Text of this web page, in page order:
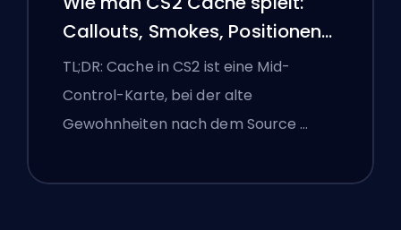
Callouts, Smokes, Positionen
und Premier-Tipps
TL;DR: Cache in CS2 ist eine Mid-
Control-Karte, bei der alte
Gewohnheiten nach dem Source …